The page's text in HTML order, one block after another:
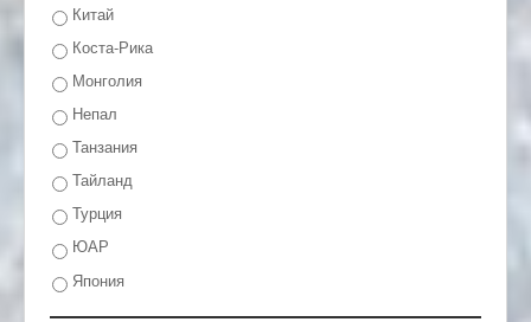
Китай
Коста-Рика
Монголия
Непал
Танзания
Тайланд
Турция
ЮАР
Япония